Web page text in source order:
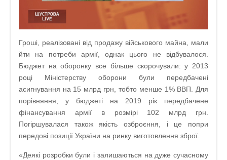
Гроші, реалізовані від продажу військового майна, мали
йти на потреби армії, однак цього не відбувалося.
Бюджет на оборонку все більше скорочували: у 2013
році Міністерству оборони були передбачені
асигнування на 15 млрд грн, тобто менше 1% ВВП. Для
порівняння, у бюджеті на 2019 рік передбачене
фінансування армії в розмірі 102 млрд грн.
Погіршувалася також якість озброєння, і це попри
передові позиції України на ринку виготовлення зброї.
«Деякі розробки були і залишаються на дуже сучасному